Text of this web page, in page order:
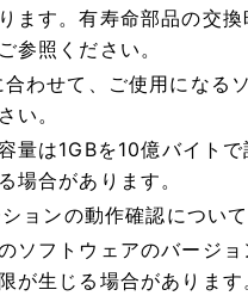
ます。有寿命部品の交
参照ください。
わせて、ご使用になる
い。
量は1GBを10億バイト
場合があります。
ョンの動作確認につい
ソフトウェアのバージ
が生じる場合があります